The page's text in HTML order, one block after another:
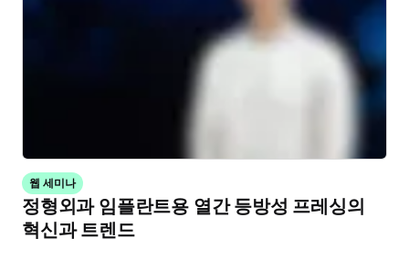
웹 세미나
정형외과 임플란트용 열간 등방성 프레싱의
혁신과 트렌드